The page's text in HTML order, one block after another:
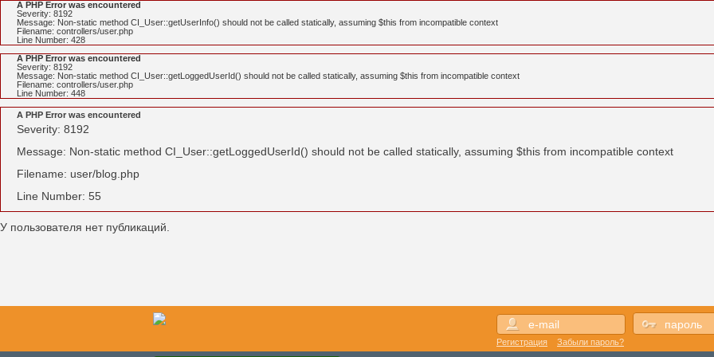
A PHP Error was encountered
Severity: 8192
Message: Non-static method CI_User::getUserInfo() should not be called statically, assuming $this from incompatible context
Filename: controllers/user.php
Line Number: 428
A PHP Error was encountered
Severity: 8192
Message: Non-static method CI_User::getLoggedUserId() should not be called statically, assuming $this from incompatible context
Filename: controllers/user.php
Line Number: 448
A PHP Error was encountered
Severity: 8192
Message: Non-static method CI_User::getLoggedUserId() should not be called statically, assuming $this from incompatible context
Filename: user/blog.php
Line Number: 55
У пользователя нет публикаций.
Регистрация Забыли пароль?